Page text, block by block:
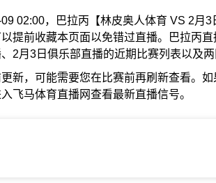
02:00，巴拉丙【林皮奥人体育 VS 2月
提前收藏本页面以免错过直播。巴拉丙
2月3日俱乐部直播的近期比赛列表以及两
新，可能需要您在比赛前再刷新查看。
飞马体育直播网查看最新直播信号。